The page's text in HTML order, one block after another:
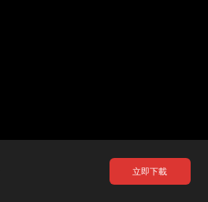
立即下載